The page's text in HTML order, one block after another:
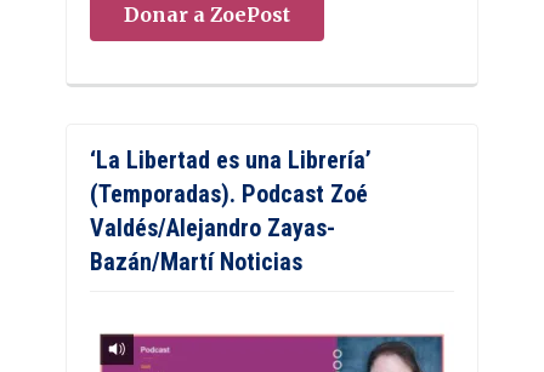
Donar a ZoePost
‘La Libertad es una Librería’
(Temporadas). Podcast Zoé
Valdés/Alejandro Zayas-
Bazán/Martí Noticias